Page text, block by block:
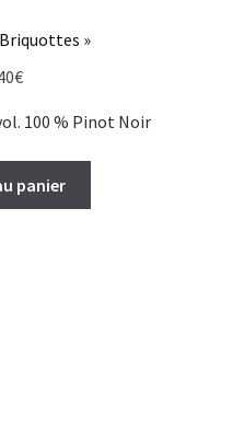
»
€
100 % Pinot Noir
panier